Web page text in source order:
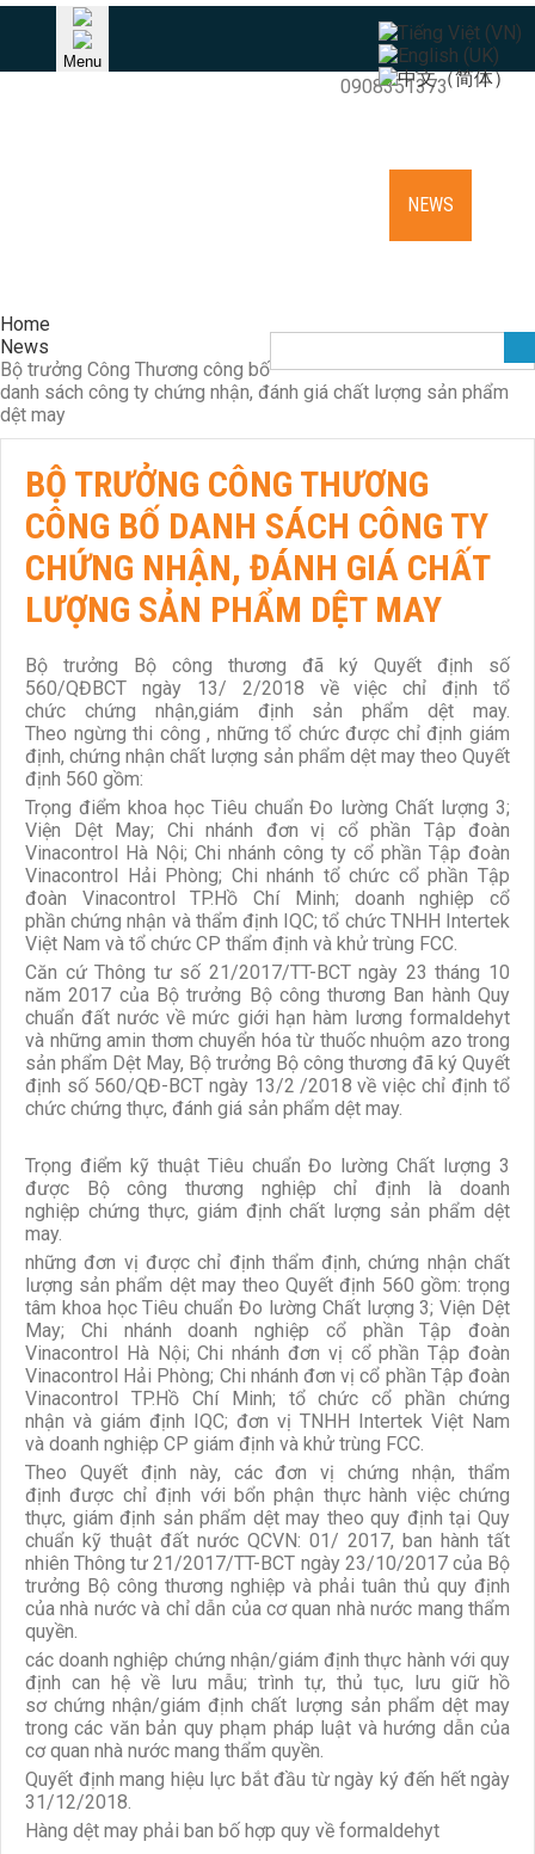
HOTLINE
Khang (Raymond) - TPHCM
0908351373
Menu
NEWS
Home
News
Bộ trưởng Công Thương công bố
danh sách công ty chứng nhận, đánh giá chất lượng sản phẩm
dệt may
BỘ TRƯỞNG CÔNG THƯƠNG
CÔNG BỐ DANH SÁCH CÔNG TY
CHỨNG NHẬN, ĐÁNH GIÁ CHẤT
LƯỢNG SẢN PHẨM DỆT MAY
Bộ trưởng Bộ công thương đã ký Quyết định số
560/QĐBCT ngày 13/ 2/2018 về việc chỉ định tổ
chức chứng nhận,giám định sản phẩm dệt may.
Theo ngừng thi công , những tổ chức được chỉ định giám
định, chứng nhận chất lượng sản phẩm dệt may theo Quyết
định 560 gồm:
Trọng điểm khoa học Tiêu chuẩn Đo lường Chất lượng 3;
Viện Dệt May; Chi nhánh đơn vị cổ phần Tập đoàn
Vinacontrol Hà Nội; Chi nhánh công ty cổ phần Tập đoàn
Vinacontrol Hải Phòng; Chi nhánh tổ chức cổ phần Tập
đoàn Vinacontrol TP.Hồ Chí Minh; doanh nghiệp cổ
phần chứng nhận và thẩm định IQC; tổ chức TNHH Intertek
Việt Nam và tổ chức CP thẩm định và khử trùng FCC.
Căn cứ Thông tư số 21/2017/TT-BCT ngày 23 tháng 10
năm 2017 của Bộ trưởng Bộ công thương Ban hành Quy
chuẩn đất nước về mức giới hạn hàm lương formaldehyt
và những amin thơm chuyển hóa từ thuốc nhuộm azo trong
sản phẩm Dệt May, Bộ trưởng Bộ công thương đã ký Quyết
định số 560/QĐ-BCT ngày 13/2 /2018 về việc chỉ định tổ
chức chứng thực, đánh giá sản phẩm dệt may.
Trọng điểm kỹ thuật Tiêu chuẩn Đo lường Chất lượng 3
được Bộ công thương nghiệp chỉ định là doanh
nghiệp chứng thực, giám định chất lượng sản phẩm dệt
may.
những đơn vị được chỉ định thẩm định, chứng nhận chất
lượng sản phẩm dệt may theo Quyết định 560 gồm: trọng
tâm khoa học Tiêu chuẩn Đo lường Chất lượng 3; Viện Dệt
May; Chi nhánh doanh nghiệp cổ phần Tập đoàn
Vinacontrol Hà Nội; Chi nhánh đơn vị cổ phần Tập đoàn
Vinacontrol Hải Phòng; Chi nhánh đơn vị cổ phần Tập đoàn
Vinacontrol TP.Hồ Chí Minh; tổ chức cổ phần chứng
nhận và giám định IQC; đơn vị TNHH Intertek Việt Nam
và doanh nghiệp CP giám định và khử trùng FCC.
Theo Quyết định này, các đơn vị chứng nhận, thẩm
định được chỉ định với bổn phận thực hành việc chứng
thực, giám định sản phẩm dệt may theo quy định tại Quy
chuẩn kỹ thuật đất nước QCVN: 01/ 2017, ban hành tất
nhiên Thông tư 21/2017/TT-BCT ngày 23/10/2017 của Bộ
trưởng Bộ công thương nghiệp và phải tuân thủ quy định
của nhà nước và chỉ dẫn của cơ quan nhà nước mang thẩm
quyền.
các doanh nghiệp chứng nhận/giám định thực hành với quy
định can hệ về lưu mẫu; trình tự, thủ tục, lưu giữ hồ
sơ chứng nhận/giám định chất lượng sản phẩm dệt may
trong các văn bản quy phạm pháp luật và hướng dẫn của
cơ quan nhà nước mang thẩm quyền.
Quyết định mang hiệu lực bắt đầu từ ngày ký đến hết ngày
31/12/2018.
Hàng dệt may phải ban bố hợp quy về formaldehyt